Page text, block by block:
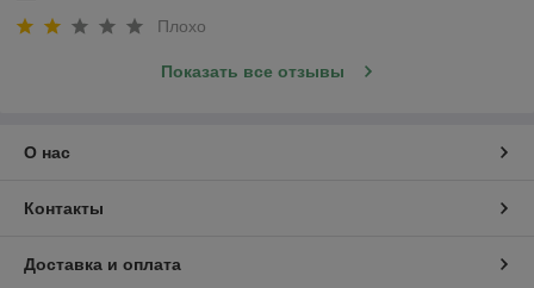
Плохо
Показать все отзывы
О нас
Контакты
Доставка и оплата